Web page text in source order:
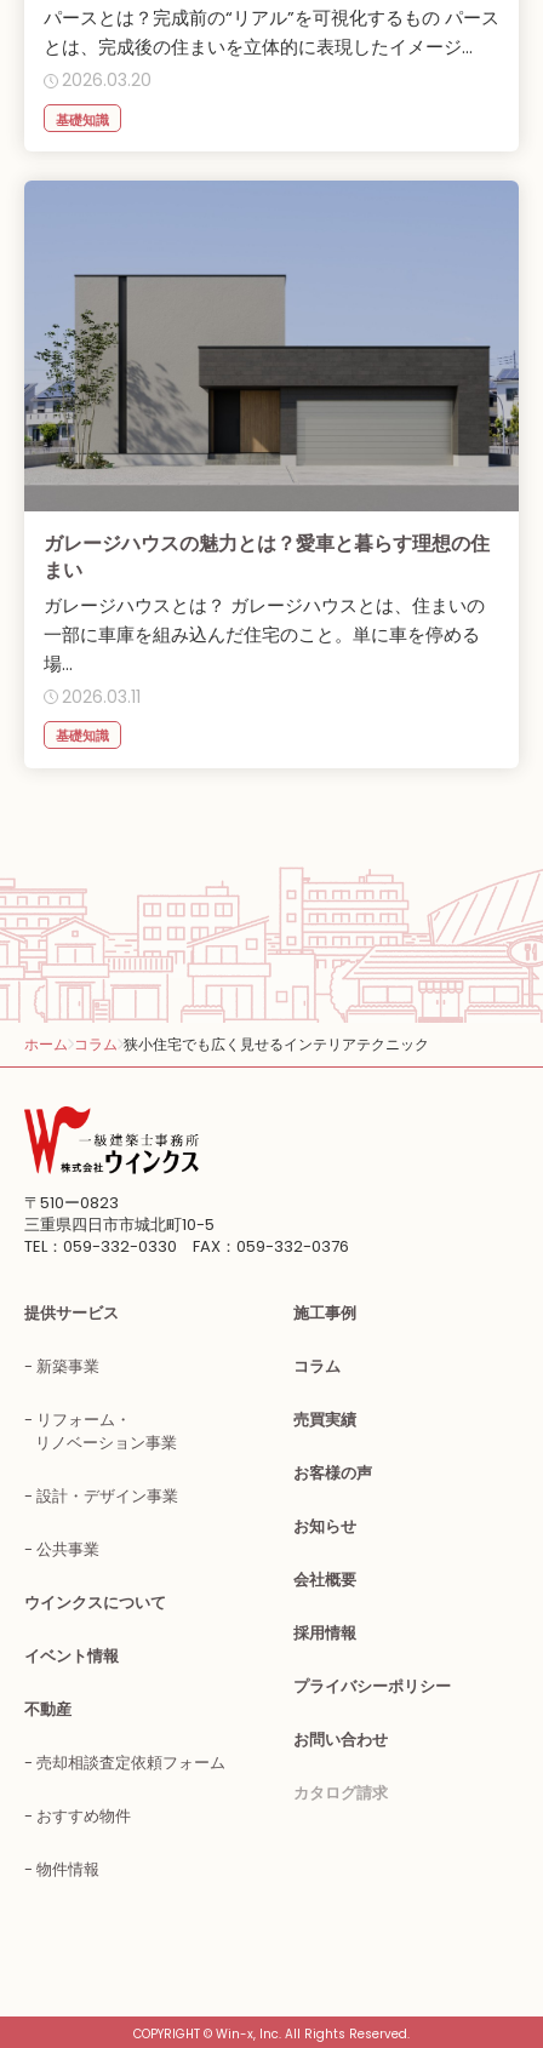
パースとは？完成前の“リアル”を可視化するもの パース
とは、完成後の住まいを立体的に表現したイメージ...
2026.03.20
基礎知識
ガレージハウスの魅力とは？愛車と暮らす理想の住
まい
ガレージハウスとは？ ガレージハウスとは、住まいの
一部に車庫を組み込んだ住宅のこと。単に車を停める
場...
2026.03.11
基礎知識
ホーム コラム 狭小住宅でも広く見せるインテリアテクニック
〒510ー0823
三重県四日市市城北町10-5
TEL：059-332-0330 FAX：059-332-0376
提供サービス
新築事業
リフォーム・
リノベーション事業
設計・デザイン事業
公共事業
ウインクスについて
イベント情報
不動産
売却相談査定依頼フォーム
おすすめ物件
物件情報
施工事例
コラム
売買実績
お客様の声
お知らせ
会社概要
採用情報
プライバシーポリシー
お問い合わせ
カタログ請求
COPYRIGHT © Win-x, Inc. All Rights Reserved.